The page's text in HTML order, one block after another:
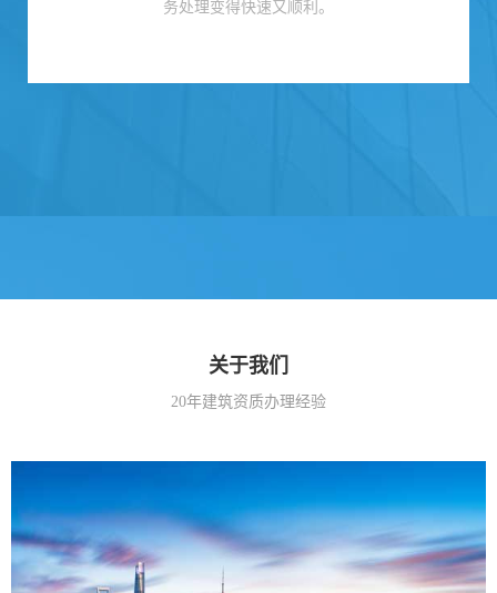
务处理变得快速又顺利。
关于我们
20年建筑资质办理经验